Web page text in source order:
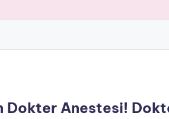
Dokter Anestesi!